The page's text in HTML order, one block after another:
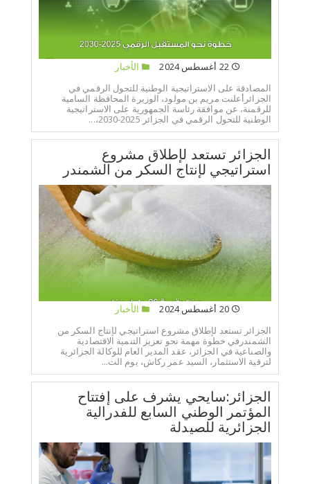
22 أغسطس 2024
الأخبار
المصادقة على الاستراتيجية الوطنية للتحول الرقمي في
الجزائرأعلنت مريم بن مولود، الوزيرة المحافظة السامية
للرقمنة، عن موافقة رئاسة الجمهورية على الاستراتيجية
الوطنية للتحول الرقمي في الجزائر 2025-2030،...
الجزائر تستعد لإطلاق مشروع
استراتيجي لإنتاج السكر من الشمندر
20 أغسطس 2024
الأخبار
الجزائر تستعد لإطلاق مشروع استراتيجي لإنتاج السكر من
الشمندرفي خطوة مهمة نحو تعزيز التنمية الاقتصادية
والصناعية في الجزائر، عقد المدير العام للوكالة الجزائرية
لترقية الاستثمار، السيد عمر ركاش، يوم الث...
الجزائر:سايحي يشرف على إفتتاح
المؤتمر الوطني السابع للفدرالية
الجزائرية للصيدلة